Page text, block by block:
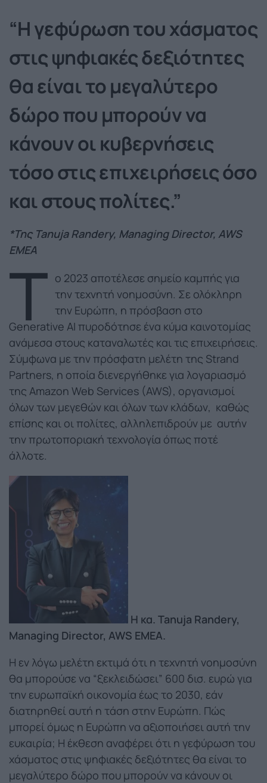
“H γεφύρωση του χάσματος
στις ψηφιακές δεξιότητες
θα είναι το μεγαλύτερο
δώρο που μπορούν να
κάνουν οι κυβερνήσεις
τόσο στις επιχειρήσεις όσο
και στους πολίτες.”
*Της Tanuja Randery, Managing Director, AWS
EMEA
Τ ο 2023 αποτέλεσε σημείο καμπής για
την τεχνητή νοημοσύνη. Σε ολόκληρη
την Ευρώπη, η πρόσβαση στο
Generative AI πυροδότησε ένα κύμα καινοτομίας
ανάμεσα στους καταναλωτές και τις επιχειρήσεις.
Σύμφωνα με την πρόσφατη μελέτη της Strand
Partners, η οποία διενεργήθηκε για λογαριασμό
της Amazon Web Services (AWS), οργανισμοί
όλων των μεγεθών και όλων των κλάδων, καθώς
επίσης και οι πολίτες, αλληλεπιδρούν με αυτήν
την πρωτοποριακή τεχνολογία όπως ποτέ
άλλοτε.
Η κα. Tanuja Randery,
Managing Director, AWS EMEA.
Η εν λόγω μελέτη εκτιμά ότι η τεχνητή νοημοσύνη
θα μπορούσε να “ξεκλειδώσει” 600 δισ. ευρώ για
την ευρωπαϊκή οικονομία έως το 2030, εάν
διατηρηθεί αυτή η τάση στην Ευρώπη. Πώς
μπορεί όμως η Ευρώπη να αξιοποιήσει αυτή την
ευκαιρία; Η έκθεση αναφέρει ότι η γεφύρωση του
χάσματος στις ψηφιακές δεξιότητες θα είναι το
μεγαλύτερο δώρο που μπορούν να κάνουν οι